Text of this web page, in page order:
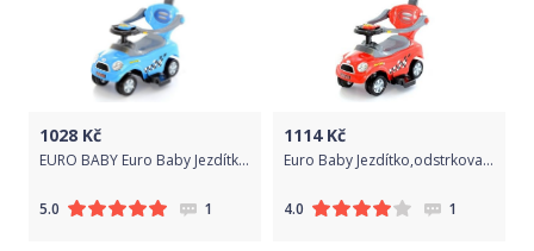
1028 Kč
EURO BABY Euro Baby Jezdítko,odstrkovadlo, odrážedlo 3v1 AUTÍČKO - modré
5.0 1
1114Kč
Euro Baby Jezdítko,odstrkovadlo, odrážedlo 3v1 AUTÍČKO - červené
4.0 1